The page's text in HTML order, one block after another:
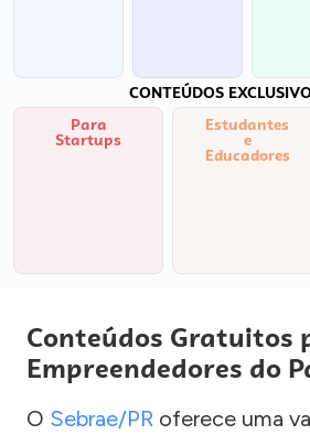
CONTEÚDOS
Para
Startups
Estudantes
e
Educadores
Conteúdos Gratuitos
Empreendedores do
O Sebrae/PR oferece uma